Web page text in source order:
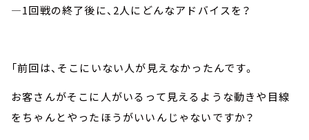
―1回戦の終了後に、2人にどんなアドバイスを？
「前回は、そこにいない人が見えなかったんです。
お客さんがそこに人がいるって見えるような動きや目線
をちゃんとやったほうがいいんじゃないですか？